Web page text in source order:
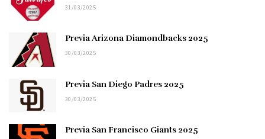
31/03/2025
Previa Arizona Diamondbacks 2025
30/03/2025
Previa San Diego Padres 2025
30/03/2025
Previa San Francisco Giants 2025